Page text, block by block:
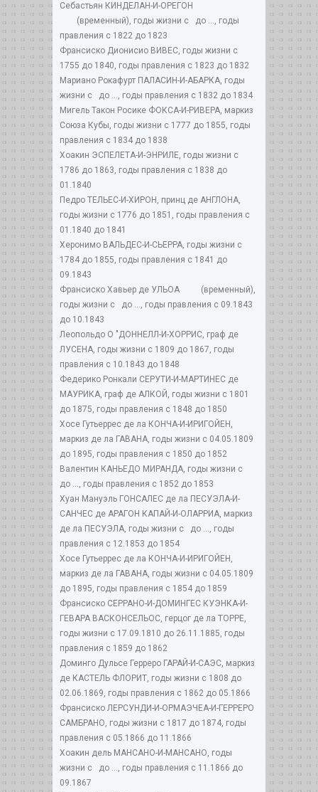
Себастьян КИНДЕЛАН-И-ОРЕГОН
(временный), годы жизни с до ..., годы
правления с 1822 до 1823
Франсиско Дионисио ВИВЕС, годы жизни с
1755 до 1840, годы правления с 1823 до 1832
Мариано Рокафурт ПАЛАСИН-И-АБАРКА, годы
жизни с до ..., годы правления с 1832 до 1834
Мигель Такон Росике ФОКСА-И-РИВЕРА, маркиз
Союза Кубы, годы жизни с 1777 до 1855, годы
правления с 1834 до 1838
Хоакин ЭСПЕЛЕТА-И-ЭНРИЛЕ, годы жизни с
1786 до 1863, годы правления с 1838 до
01.1840
Педро ТЕЛЬЕС-И-ХИРОН, принц де АНГЛОНА,
годы жизни с 1776 до 1851, годы правления с
01.1840 до 1841
Херонимо ВАЛЬДЕС-И-СЬЕРРА, годы жизни с
1784 до 1855, годы правления с 1841 до
09.1843
Франсиско Хавьер де УЛЬОА (временный),
годы жизни с до ..., годы правления с 09.1843
до 10.1843
Леопольдо О "ДОННЕЛЛ-И-ХОРРИС, граф де
ЛУСЕНА, годы жизни с 1809 до 1867, годы
правления с 10.1843 до 1848
Федерико Ронкали СЕРУТИ-И-МАРТИНЕС де
МАУРИКА, граф де АЛКОЙ, годы жизни с 1801
до 1875, годы правления с 1848 до 1850
Хосе Гутьеррес де ла КОНЧА-И-ИРИГОЙЕН,
маркиз де ла ГАВАНА, годы жизни с 04.05.1809
до 1895, годы правления с 1850 до 1852
Валентин КАНЬЕДО МИРАНДА, годы жизни с
до ..., годы правления с 1852 до 1853
Хуан Мануэль ГОНСАЛЕС де ла ПЕСУЭЛА-И-
САНЧЕС де АРАГОН КАПАЙ-И-ОЛАРРИА, маркиз
де ла ПЕСУЭЛА, годы жизни с до ..., годы
правления с 12.1853 до 1854
Хосе Гутьеррес де ла КОНЧА-И-ИРИГОЙЕН,
маркиз де ла ГАВАНА, годы жизни с 04.05.1809
до 1895, годы правления с 1854 до 1859
Франсиско СЕРРАНО-И-ДОМИНГЕС КУЭНКА-И-
ГЕВАРА ВАСКОНСЕЛЬОС, герцог де ла ТОРРЕ,
годы жизни с 17.09.1810 до 26.11.1885, годы
правления с 1859 до 1862
Доминго Дульсе Герреро ГАРАЙ-И-САЭС, маркиз
де КАСТЕЛЬ ФЛОРИТ, годы жизни с 1808 до
02.06.1869, годы правления с 1862 до 05.1866
Франсиско ЛЕРСУНДИ-И-ОРМАЭЧЕА-И-ГЕРРЕРО
САМБРАНО, годы жизни с 1817 до 1874, годы
правления с 05.1866 до 11.1866
Хоакин дель МАНСАНО-И-МАНСАНО, годы
жизни с до ..., годы правления с 11.1866 до
09.1867